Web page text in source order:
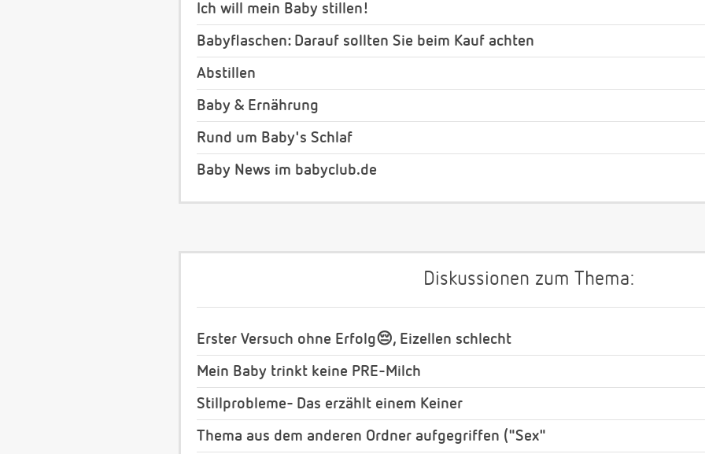
Ich will mein Baby stillen!
Babyflaschen: Darauf sollten Sie beim Kauf achten
Abstillen
Baby & Ernährung
Rund um Baby's Schlaf
Baby News im babyclub.de
Diskussionen zum Thema:
Erster Versuch ohne Erfolg😔, Eizellen schlecht
Mein Baby trinkt keine PRE-Milch
Stillprobleme- Das erzählt einem Keiner
Thema aus dem anderen Ordner aufgegriffen ("Sex"